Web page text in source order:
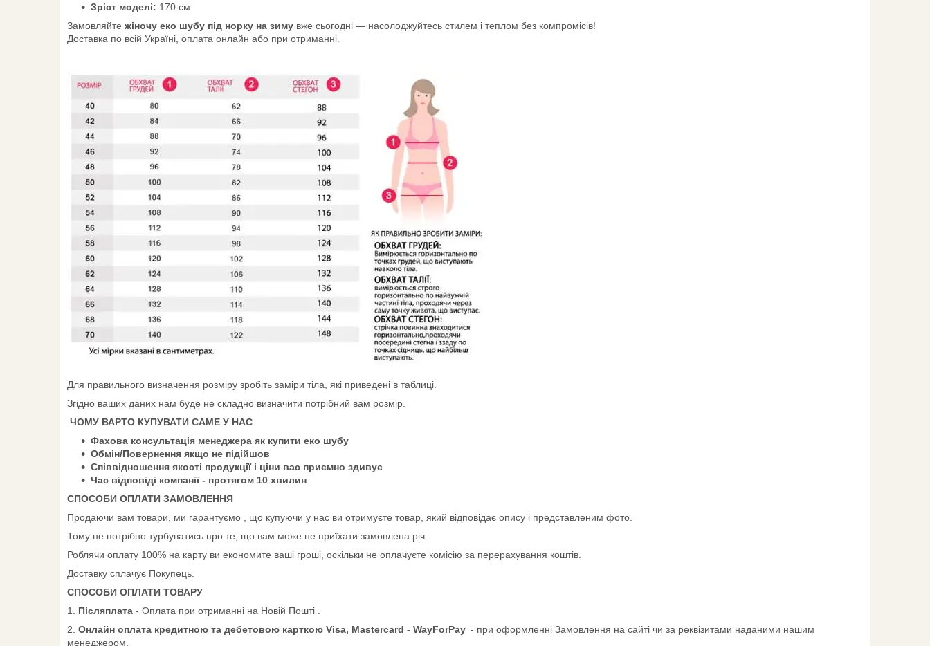
Зріст моделі: 170 см
Замовляйте жіночу еко шубу під норку на зиму вже сьогодні — насолоджуйтесь стилем і теплом без компромісів!
Доставка по всій Україні, оплата онлайн або при отриманні.
Для правильного визначення розміру зробіть заміри тіла, які приведені в таблиці.
Згідно ваших даних нам буде не складно визначити потрібний вам розмір.
ЧОМУ ВАРТО КУПУВАТИ САМЕ У НАС
Фахова консультація менеджера як купити еко шубу
Обмін/Повернення якщо не підійшов
Співвідношення якості продукції і ціни вас приємно здивує
Час відповіді компанії - протягом 10 хвилин
СПОСОБИ ОПЛАТИ ЗАМОВЛЕННЯ
Продаючи вам товари, ми гарантуємо , що купуючи у нас ви отримуєте товар, який відповідає опису і представленим фото.
Тому не потрібно турбуватись про те, що вам може не приїхати замовлена річ.
Роблячи оплату 100% на карту ви економите ваші гроші, оскільки не оплачуєте комісію за перерахування коштів.
Доставку сплачує Покупець.
СПОСОБИ ОПЛАТИ ТОВАРУ
1. Післяплата - Оплата при отриманні на Новій Пошті .
2. Онлайн оплата кредитною та дебетовою карткою Visa, Mastercard - WayForPay - при оформленні Замовлення на сайті чи за реквізитами наданими нашим
менеджером.